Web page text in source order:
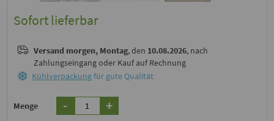
Sofort lieferbar
Versand morgen, Montag, den 10.08.2026, nach
Zahlungseingang oder Kauf auf Rechnung
Kühlverpackungfür gute Qualität
Menge - +